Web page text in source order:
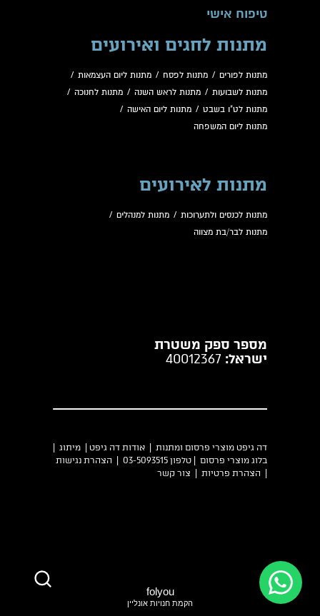
טיפוח אישי
מתנות לחגים ואירועים
מתנות לפורים / מתנות לפסח / מתנות ליום העצמאות /
מתנות לשבועות / מתנות לראש השנה / מתנות לחנוכה /
מתנות לט"ו בשבט / מתנות ליום האישה /
מתנות ליום המשפחה
מתנות לאירועים
מתנות לכנסים ולתערוכות / מתנות למנהלים /
מתנות לבר/בת מצווה
מספר ספק משטרת
ישראל:
דה גיפט מוצרי פרסום ומתנות | אודות דה גיפט מיתוג
בלוג מוצרי פרסום | טלפון 03-5093515 |
הצהרת נגישות
הצהרת פרטיות צור קשר
folyou
הקמת חנויות אונליין